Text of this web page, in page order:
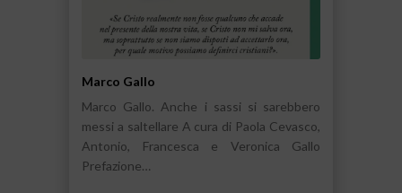
Marco Gallo
Marco Gallo. Anche i sassi si sarebbero
messi a saltellare A cura di Paola Cevasco,
Antonio, Francesca e Veronica Gallo
Prefazione…